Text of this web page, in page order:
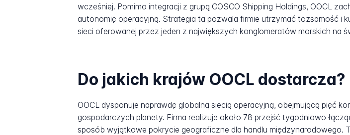
wcześniej. Pomimo integracji z grupą COSCO Shipping Holdings, OOCL
autonomię operacyjną. Strategia ta pozwala firmie utrzymać tożsamość i
sieci oferowanej przez jeden z największych konglomeratów morskich na
Do jakich krajów OOCL dostarcza?
OOCL dysponuje naprawdę globalną siecią operacyjną, obejmującą pięć
gospodarczych planety. Firma realizuje około 78 przejść tygodniowo
sposób wyjątkowe pokrycie geograficzne dla handlu międzynarodowego.